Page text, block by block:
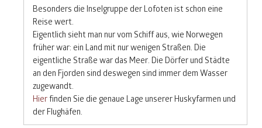
Besonders die Inselgruppe der Lofoten ist schon eine
Reise wert.
Eigentlich sieht man nur vom Schiff aus, wie Norwegen
früher war: ein Land mit nur wenigen Straßen. Die
eigentliche Straße war das Meer. Die Dörfer und Städte
an den Fjorden sind deswegen sind immer dem Wasser
zugewandt.
Hier finden Sie die genaue Lage unserer Huskyfarmen und
der Flughäfen.